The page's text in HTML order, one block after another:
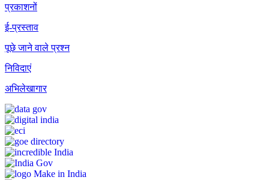
प्रकाशनों
ई-प्रस्ताव
पूछे जाने वाले प्रश्न
निविदाएं
अभिलेखागार